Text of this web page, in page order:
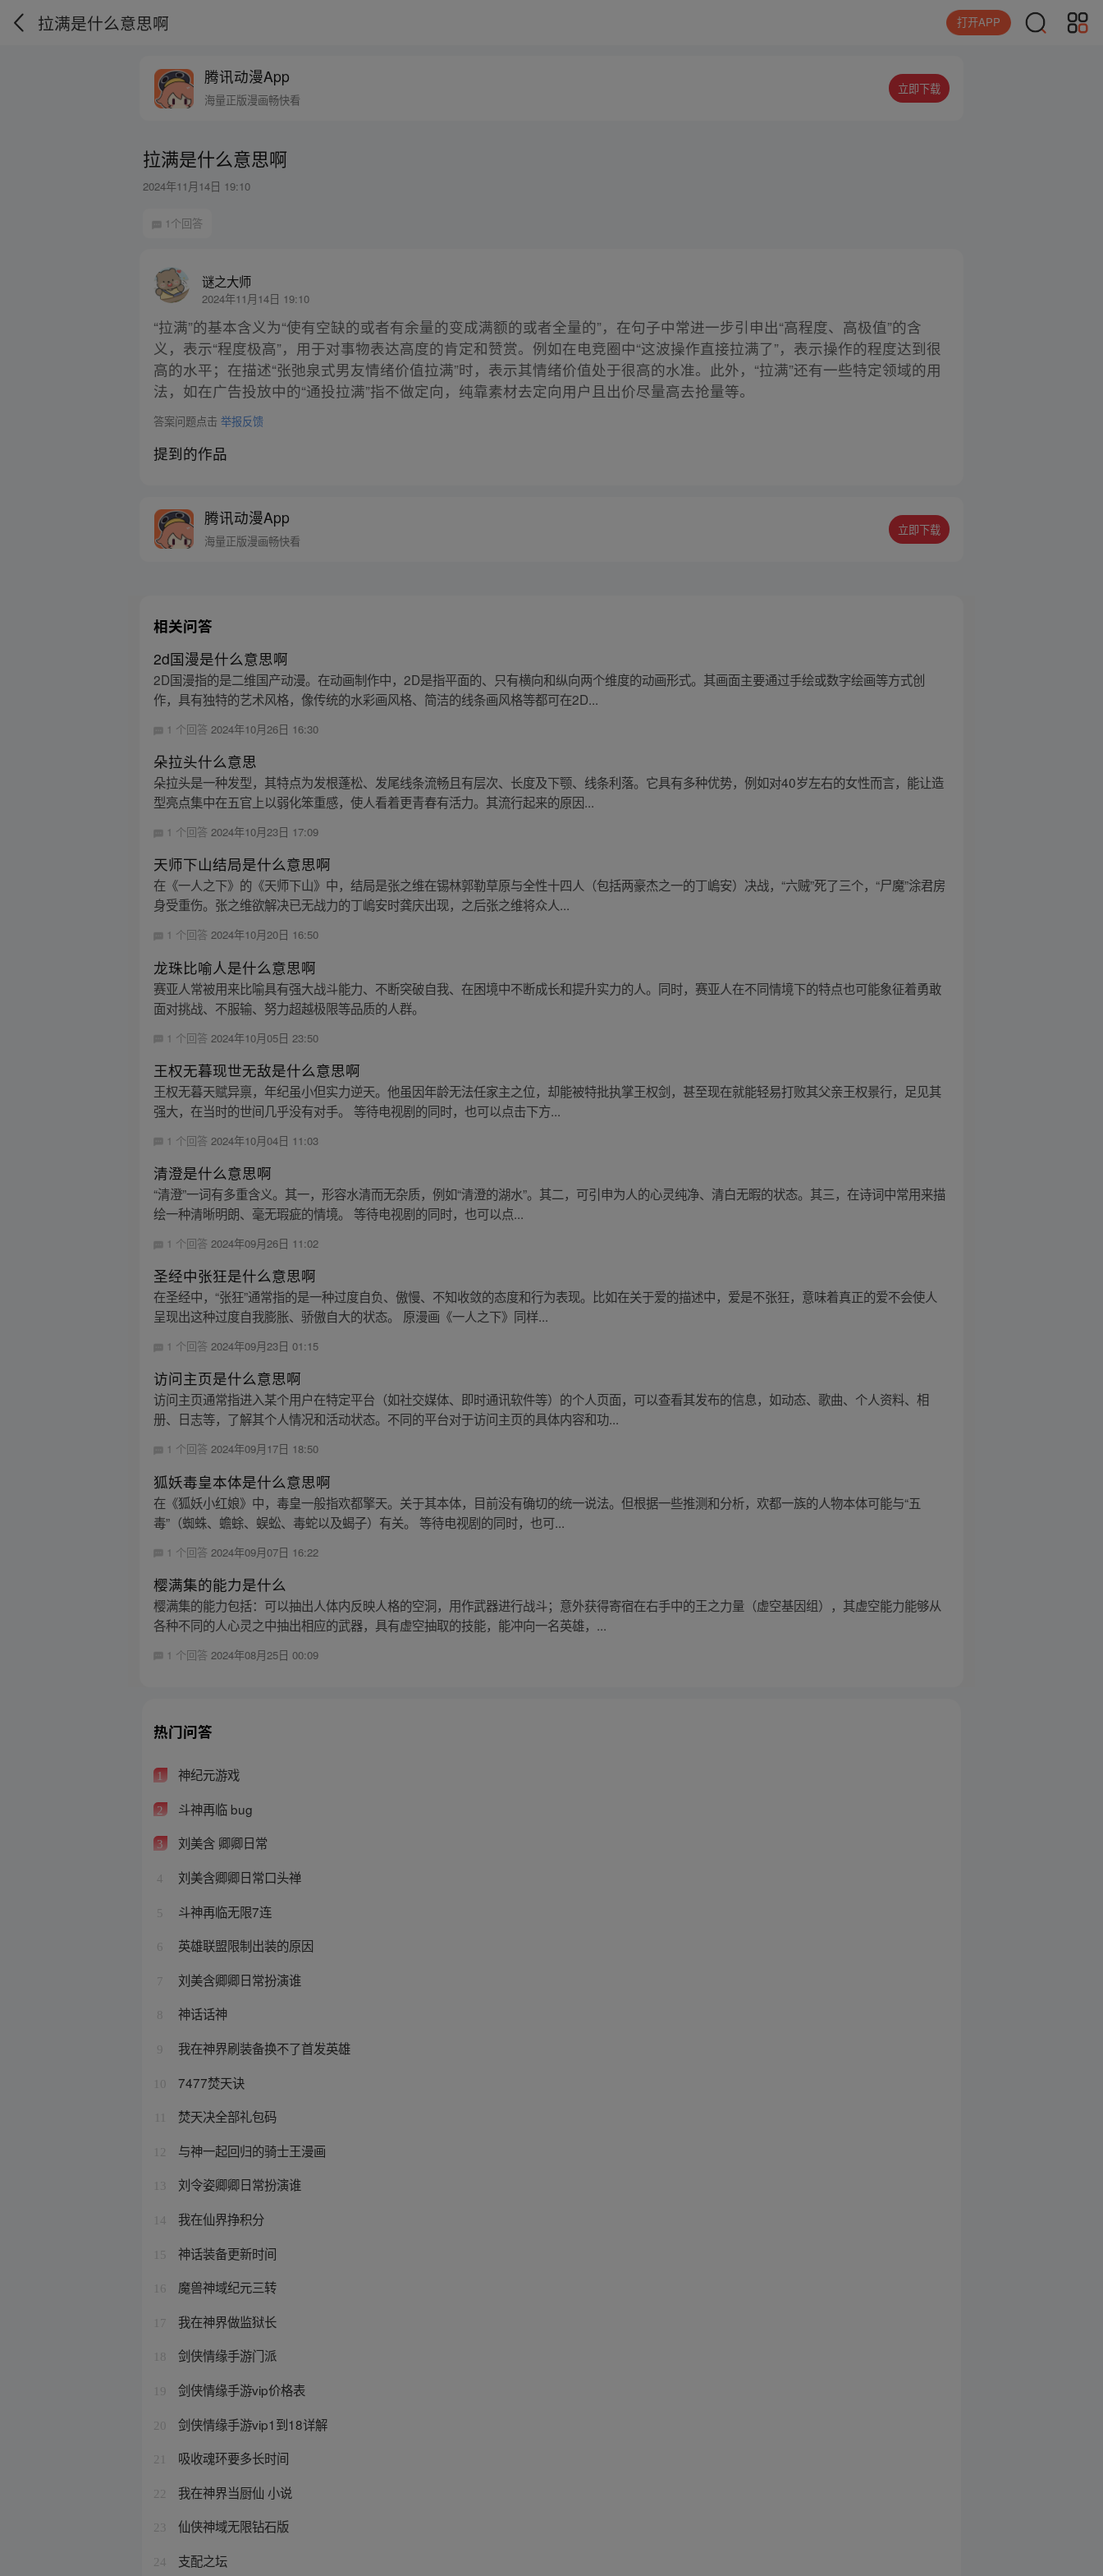
拉满是什么意思啊 打开APP
腾讯动漫App
海量正版漫画畅快看
立即下载
拉满是什么意思啊
2024年11月14日 19:10
1个回答
谜之大师
2024年11月14日 19:10
“拉满”的基本含义为“使有空缺的或者有余量的变成满额的或者全量的”，在句子中常进一步引申出“高程度、高极值”的含
义，表示“程度极高”，用于对事物表达高度的肯定和赞赏。例如在电竞圈中“这波操作直接拉满了”，表示操作的程度达到很
高的水平；在描述“张弛泉式男友情绪价值拉满”时，表示其情绪价值处于很高的水准。此外，“拉满”还有一些特定领域的用
法，如在广告投放中的“通投拉满”指不做定向，纯靠素材去定向用户且出价尽量高去抢量等。
答案问题点击举报反馈
提到的作品
腾讯动漫App
海量正版漫画畅快看
立即下载
相关问答
2d国漫是什么意思啊
2D国漫指的是二维国产动漫。在动画制作中，2D是指平面的、只有横向和纵向两个维度的动画形式。其画面主要通过手绘或数字绘画等方式创
作，具有独特的艺术风格，像传统的水彩画风格、简洁的线条画风格等都可在2D...
1 个回答2024年10月26日 16:30
朵拉头什么意思
朵拉头是一种发型，其特点为发根蓬松、发尾线条流畅且有层次、长度及下颚、线条利落。它具有多种优势，例如对40岁左右的女性而言，能让造
型亮点集中在五官上以弱化笨重感，使人看着更青春有活力。其流行起来的原因...
1 个回答2024年10月23日 17:09
天师下山结局是什么意思啊
在《一人之下》的《天师下山》中，结局是张之维在锡林郭勒草原与全性十四人（包括两豪杰之一的丁嵨安）决战，“六贼”死了三个，“尸魔”涂君房
身受重伤。张之维欲解决已无战力的丁嵨安时龚庆出现，之后张之维将众人...
1 个回答2024年10月20日 16:50
龙珠比喻人是什么意思啊
赛亚人常被用来比喻具有强大战斗能力、不断突破自我、在困境中不断成长和提升实力的人。同时，赛亚人在不同情境下的特点也可能象征着勇敢
面对挑战、不服输、努力超越极限等品质的人群。
1 个回答 2024年10月05日 23:50
王权无暮现世无敌是什么意思啊
王权无暮天赋异禀，年纪虽小但实力逆天。他虽因年龄无法任家主之位，却能被特批执掌王权剑，甚至现在就能轻易打败其父亲王权景行，足见其
强大，在当时的世间几乎没有对手。 等待电视剧的同时，也可以点击下方...
1 个回答 2024年10月04日 11:03
清澄是什么意思啊
“清澄”一词有多重含义。其一，形容水清而无杂质，例如“清澄的湖水”。其二，可引申为人的心灵纯净、清白无暇的状态。其三，在诗词中常用来描
绘一种清晰明朗、毫无瑕疵的情境。 等待电视剧的同时，也可以点...
1 个回答2024年09月26日 11:02
圣经中张狂是什么意思啊
在圣经中，“张狂”通常指的是一种过度自负、傲慢、不知收敛的态度和行为表现。比如在关于爱的描述中，爱是不张狂，意味着真正的爱不会使人
呈现出这种过度自我膨胀、骄傲自大的状态。 原漫画《一人之下》同样...
1 个回答2024年09月23日 01:15
访问主页是什么意思啊
访问主页通常指进入某个用户在特定平台（如社交媒体、即时通讯软件等）的个人页面，可以查看其发布的信息，如动态、歌曲、个人资料、相
册、日志等，了解其个人情况和活动状态。不同的平台对于访问主页的具体内容和功...
1 个回答2024年09月17日 18:50
狐妖毒皇本体是什么意思啊
在《狐妖小红娘》中，毒皇一般指欢都擎天。关于其本体，目前没有确切的统一说法。但根据一些推测和分析，欢都一族的人物本体可能与“五
毒”（蜘蛛、蟾蜍、蜈蚣、毒蛇以及蝎子）有关。 等待电视剧的同时，也可...
1 个回答 2024年09月07日 16:22
樱满集的能力是什么
樱满集的能力包括：可以抽出人体内反映人格的空洞，用作武器进行战斗；意外获得寄宿在右手中的王之力量（虚空基因组），其虚空能力能够从
各种不同的人心灵之中抽出相应的武器，具有虚空抽取的技能，能冲向一名英雄，...
1 个回答 2024年08月25日 00:09
热门问答
1 神纪元游戏
2 斗神再临 bug
3 刘美含 卿卿日常
4 刘美含卿卿日常口头禅
5 斗神再临无限7连
6 英雄联盟限制出装的原因
7 刘美含卿卿日常扮演谁
8 神话话神
9 我在神界刷装备换不了首发英雄
10 7477焚天诀
焚天决全部礼包码
12 与神一起回归的骑士王漫画
13 刘令姿卿卿日常扮演谁
14 我在仙界挣积分
15 神话装备更新时间
16 魔兽神域纪元三转
17 我在神界做监狱长
18 剑侠情缘手游门派
19 剑侠情缘手游vip价格表
20 剑侠情缘手游vip1到18详解
21 吸收魂环要多长时间
22 我在神界当厨仙 小说
23 仙侠神域无限钻石版
24 支配之坛